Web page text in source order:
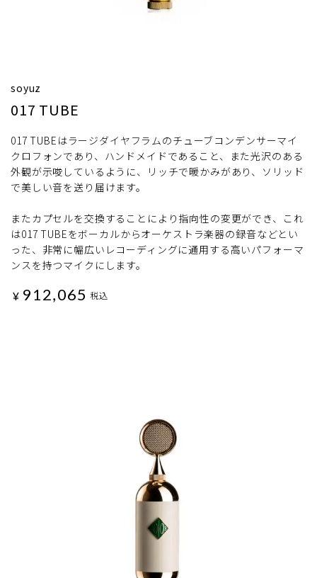
soyuz
017 TUBE
017 TUBEはラージダイヤフラムのチューブコンデンサーマイ
クロフォンであり、ハンドメイドであること、また光沢のある
外観が示唆しているように、リッチで暖かみがあり、ソリッド
で美しい音を送り届けます。
またカプセルを交換することにより指向性の変更ができ、これ
は017 TUBEをボーカルからオーケストラ楽器の録音などとい
った、非常に幅広いレコーディングに通用する高いパフォーマ
ンスを持つマイクにします。
¥ 912,065 税込